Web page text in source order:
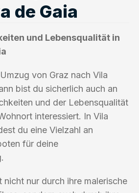
de Gaia
und Lebensqualität in
von Graz nach Vila
bist du sicherlich auch an
und der Lebensqualität
interessiert. In Vila
du eine Vielzahl an
für deine
nicht nur durch ihre malerische